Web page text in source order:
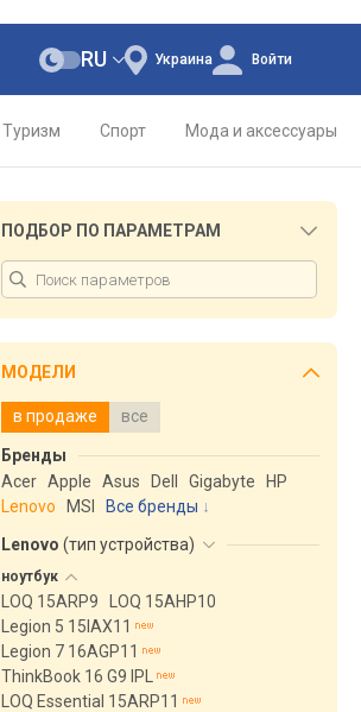
Украина
RU Войти
Туризм Спорт Мода и аксессуары
ПОДБОР ПО ПАРАМЕТРАМ
МОДЕЛИ
в продаже все
Бренды
Acer Apple Asus Dell Gigabyte
HP
Lenovo
MSI
Все бренды
Lenovo (тип устройства)
ноутбук
LOQ 15ARP9
LOQ 15AHP10
Legion 5 15IAX11
Legion 7 16AGP11
ThinkBook 16 G9 IPL
LOQ Essential 15ARP11